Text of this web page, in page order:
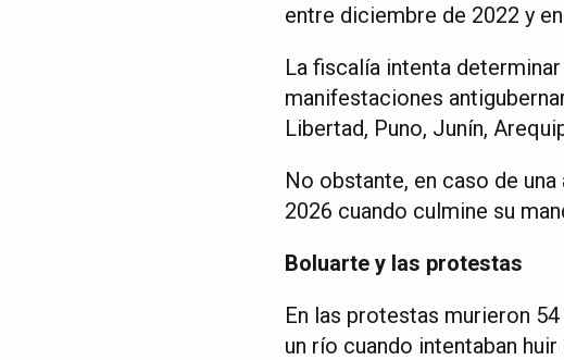
entre diciembre de 2022 y
La fiscalía intenta
manifestaciones
Libertad, Puno, Junín,
No obstante, en caso de
2026 cuando culmine su
Boluarte y las protestas
En las protestas murieron
un río cuando intentaban